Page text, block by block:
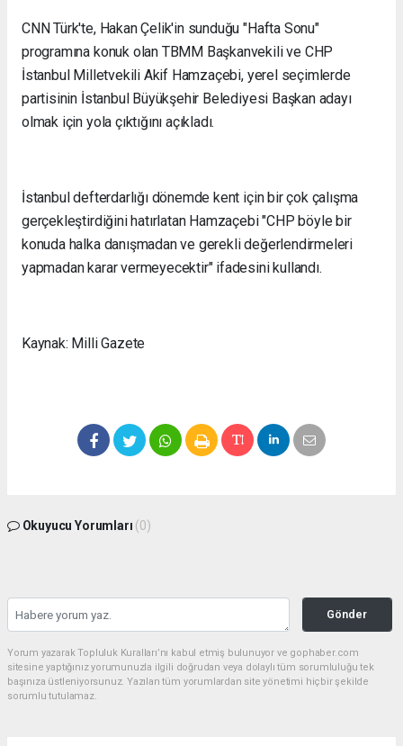
CNN Türk'te, Hakan Çelik'in sunduğu "Hafta Sonu"
programına konuk olan TBMM Başkanvekili ve CHP
İstanbul Milletvekili Akif Hamzaçebi, yerel seçimlerde
partisinin İstanbul Büyükşehir Belediyesi Başkan adayı
olmak için yola çıktığını açıkladı.
İstanbul defterdarlığı dönemde kent için bir çok çalışma
gerçekleştirdiğini hatırlatan Hamzaçebi "CHP böyle bir
konuda halka danışmadan ve gerekli değerlendirmeleri
yapmadan karar vermeyecektir" ifadesini kullandı.
Kaynak: Milli Gazete
Okuyucu Yorumları (0)
Gönder
Yorum yazarak Topluluk Kuralları’nı kabul etmiş bulunuyor ve gophaber.com
sitesine yaptığınız yorumunuzla ilgili doğrudan veya dolaylı tüm sorumluluğu tek
başınıza üstleniyorsunuz. Yazılan tüm yorumlardan site yönetimi hiçbir şekilde
sorumlu tutulamaz.